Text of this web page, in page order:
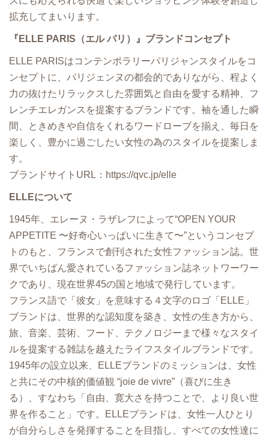
拡充してまいります。
『ELLE PARIS（エル パリ）』ブランドコンセプト
ELLE PARISはコンテンポラリーパリジャンスタイルをコ
ンセプトに、パリジェンヌの都会的でありながら、程よく
⼒の抜けたリラックスした雰囲気と⾃由を愛する精神、フ
レンチエレガンスを提案するブランドです。袖を通した瞬
間、ときめきや⾃信をくれるワードローブを揃え、毎⽇を
楽しく、豊かに過ごしたい⼥性の為のスタイルを提案しま
す。
ブランドサイトURL：https://qvc.jp/elle
ELLEについて
1945年、エレーヌ・ラザレフによって“OPEN YOUR
APPETITE 〜好奇⼼いっぱいに⽣きて〜”というコンセプ
トのもと、フランスで創刊された⼥性ファッション誌。世
界でいちばん愛されているファッション誌ネットワーワー
クであり、現在世界45の国と地域で発⾏しています。
フランス語で「彼⼥」を意味する４⽂字のロゴ「ELLE」
ブランドは、世界的な認知度を築き、⼥性の⽣き⽅から、
旅、⾳楽、芸術、フード、テクノロジーまで様々なスタイ
ルを提案する雑誌を越えたライフスタイルブランドです。
1945年の設⽴以来、ELLEブランドのミッションは、⼥性
と共にその中核的価値観 “joie de vivre”（喜びに⽣き
る）、すなわち「⾃由、寛⼤さを持つことで、より良い世
界を作ること」です。ELLEブランドは、⼥性⼀⼈ひとり
が⾃分らしさを発揮することを⽬指し、すべての⼥性達に